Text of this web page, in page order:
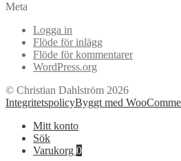
Meta
Logga in
Flöde för inlägg
Flöde för kommentarer
WordPress.org
© Christian Dahlström 2026
IntegritetspolicyByggt med
Mitt konto
Sök
Varukorg 0